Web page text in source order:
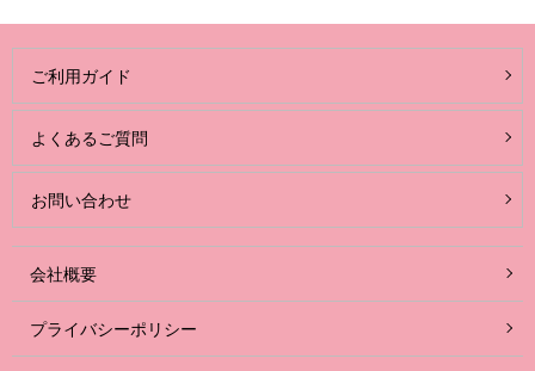
ご利用ガイド
よくあるご質問
お問い合わせ
会社概要
プライバシーポリシー